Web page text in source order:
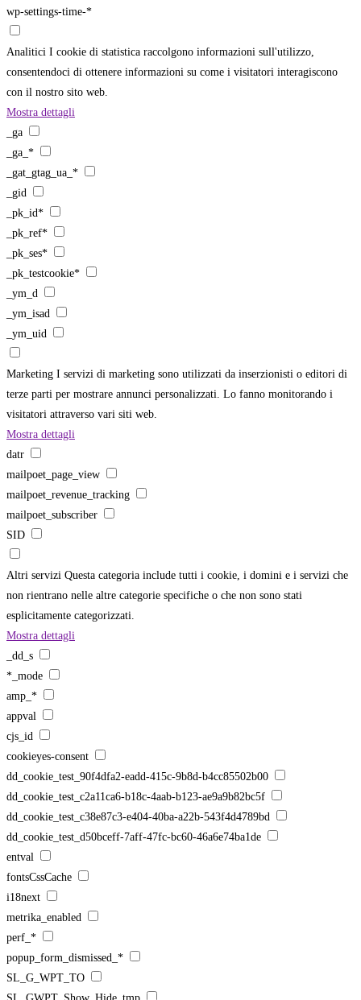
wp-settings-time-*
Analitici I cookie di statistica raccolgono informazioni sull'utilizzo,
consentendoci di ottenere informazioni su come i visitatori interagiscono
con il nostro sito web.
Mostra dettagli
_ga
_ga_*
_gat_gtag_ua_*
_gid
_pk_id*
_pk_ref*
_pk_ses*
_pk_testcookie*
_ym_d
_ym_isad
_ym_uid
Marketing I servizi di marketing sono utilizzati da inserzionisti o editori di
terze parti per mostrare annunci personalizzati. Lo fanno monitorando i
visitatori attraverso vari siti web.
Mostra dettagli
datr
mailpoet_page_view
mailpoet_revenue_tracking
mailpoet_subscriber
SID
Altri servizi Questa categoria include tutti i cookie, i domini e i servizi che
non rientrano nelle altre categorie specifiche o che non sono stati
esplicitamente categorizzati.
Mostra dettagli
_dd_s
*_mode
amp_*
appval
cjs_id
cookieyes-consent
dd_cookie_test_90f4dfa2-eadd-415c-9b8d-b4cc85502b00
dd_cookie_test_c2a11ca6-b18c-4aab-b123-ae9a9b82bc5f
dd_cookie_test_c38e87c3-e404-40ba-a22b-543f4d4789bd
dd_cookie_test_d50bceff-7aff-47fc-bc60-46a6e74ba1de
entval
fontsCssCache
i18next
metrika_enabled
perf_*
popup_form_dismissed_*
SL_G_WPT_TO